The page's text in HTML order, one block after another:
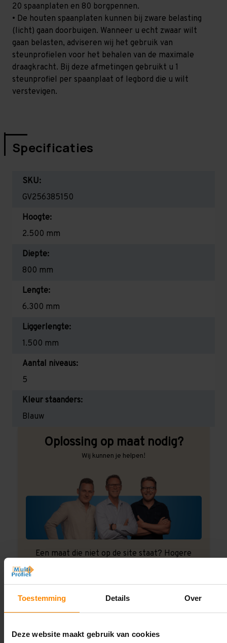
Toestemming Details Over
Deze website maakt gebruik van cookies
20 spaanplaten en 80 borgpennen.
• De houten spaanplaten kunnen bij zware belasting
(licht) gaan doorbuigen. Wanneer u echt zwaar wilt
gaan belasten, adviseren wij het gebruik van
steunprofielen voor het behalen van de maximale
draagkracht. Bij deze afmetingen gebruikt u 1
steunprofiel per spaanplaat of legbord die u wilt
verstevigen.
Specificaties
SKU:
GV256385150
Hoogte:
2.500 mm
Diepte:
800 mm
Lengte:
6.300 mm
Liggerlengte:
1.500 mm
Aantal niveaus:
5
Kleur staanders:
Blauw
Oplossing op maat nodig?
Wij kunnen je helpen!
Een maat die niet op de site staat? Hogere
draagkrachten? Speciale uitvoeringen? Onze
experts werken het graag uit! Maatwerk is onze
Contact met specialist